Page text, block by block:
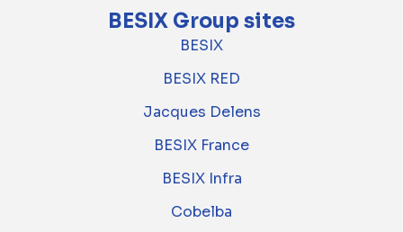
BESIX Group sites
BESIX
BESIX RED
Jacques Delens
BESIX France
BESIX Infra
Cobelba